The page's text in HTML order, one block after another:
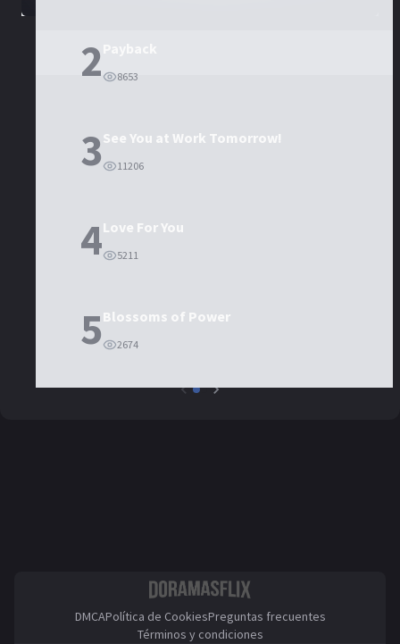
2 8653
3See You at Work Tomorrow!
11206
4Love For You
5211
5Blossoms of Power
2674
DMCAPolítica de CookiesPreguntas frecuentes
Términos y condiciones